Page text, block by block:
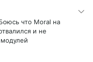
что Moral на
и не